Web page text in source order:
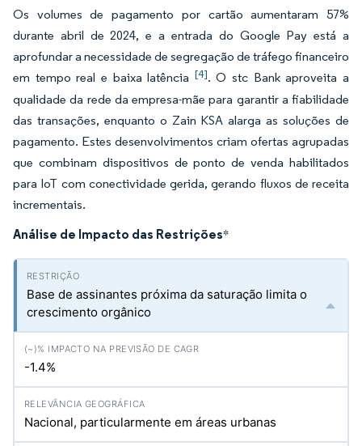
Os volumes de pagamento por cartão aumentaram 57%
durante abril de 2024, e a entrada do Google Pay está a
aprofundar a necessidade de segregação de tráfego financeiro
em tempo real e baixa latência [4]. O stc Bank aproveita a
qualidade da rede da empresa-mãe para garantir a fiabilidade
das transações, enquanto o Zain KSA alarga as soluções de
pagamento. Estes desenvolvimentos criam ofertas agrupadas
que combinam dispositivos de ponto de venda habilitados
para IoT com conectividade gerida, gerando fluxos de receita
incrementais.
Análise de Impacto das Restrições*
Base de assinantes próxima da saturação limita o
crescimento orgânico
-1.4%
Nacional, particularmente em áreas urbanas